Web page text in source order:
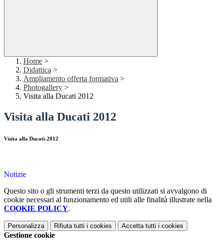
Home >
Didattica >
Ampliamento offerta formativa >
Photogallery >
Visita alla Ducati 2012
Visita alla Ducati 2012
Visita alla Ducati-2012
Notizie
Questo sito o gli strumenti terzi da questo utilizzati si avvalgono di
cookie necessari al funzionamento ed utili alle finalità illustrate nella
COOKIE POLICY.
Personalizza Rifiuta tutti i cookies Accetta tutti i cookies
Gestione cookie